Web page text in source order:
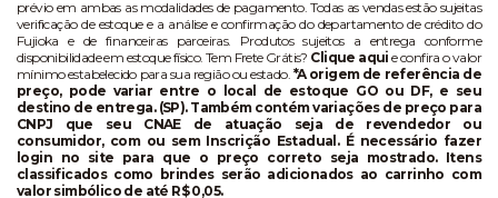
prévio em ambas as modalidades de pagamento. Todas as vendas estão sujeitas
verificação de estoque e a análise e confirmação do departamento de crédito do
Fujioka e de financeiras parceiras. Produtos sujeitos a entrega conforme
disponibilidade em estoque físico. Tem Frete Grátis? Clique aqui e confira o valor
mínimo estabelecido para sua região ou estado. *A origem de referência de
preço, pode variar entre o local de estoque GO ou DF, e seu
destino de entrega. (SP). Também contém variações de preço para
CNPJ que seu CNAE de atuação seja de revendedor ou
consumidor, com ou sem Inscrição Estadual. É necessário fazer
login no site para que o preço correto seja mostrado. Itens
classificados como brindes serão adicionados ao carrinho com
valor simbólico de até R$ 0,05.